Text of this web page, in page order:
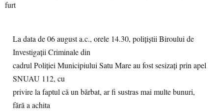
La data de 06 august a.c., orele 14.30, polițiștii Biroului de
Investigații Criminale din
cadrul Poliției Municipiului Satu Mare au fost sesizați prin apel
SNUAU 112, cu
privire la faptul că un bărbat, ar fi sustras mai multe bunuri,
fără a achita